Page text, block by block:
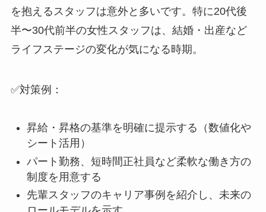
を抱えるスタッフは意外と多いです。特に20代後
半〜30代前半の女性スタッフは、結婚・出産など
ライフステージの変化が気になる時期。
✅対策例：
昇給・昇格の基準を明確に提示する（数値化や
シート活用）
パート勤務、短時間正社員など柔軟な働き方の
制度を用意する
先輩スタッフのキャリア事例を紹介し、未来の